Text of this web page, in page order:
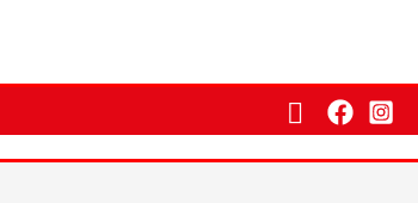
Suchen